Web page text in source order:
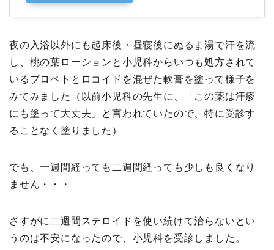
夜の入浴以外にも起床後・昼寝後にぬるま湯で汗を流
し、桃の葉ローションと小児科からいつも処方されて
いるプロペトとロコイドを混ぜた軟膏を塗って様子を
みてみました（以前小児科の先生に、「この薬は汗疹
にも塗って大丈夫」と言われていたので、特に受診す
ることなく塗りました）
でも、一週間経っても二週間経っても少しも良くなり
ません・・・
さすがに二週間ステロイドを使い続けて治らないとい
うのは不安になったので、小児科を受診しました。